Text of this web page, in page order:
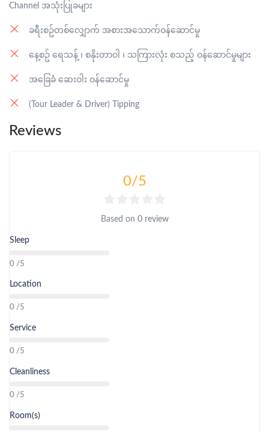
နက်မှောင် နေသောတောင်ကြီးကို နောက်ခံထားပြီး
ပေါ်တွင် ဝါးတံတား ငယ်လေးတစ်ခုထိုးထားပြီး ထိုတံတား
လှပစွာ ဆွဲဆောင်ထားတဲ့ ထွန့်ပတိုင်ရေကန်၏ ပတ်ဝန်းကျင်
၁၀။ သစ္စာတံတား
သစ္စာတွေ ခိုင်မြဲပါတယ်ဆိုသော ထွန့်ပတိုင်ရေကန်ထက်က
တဲ့ ခံစားမှုမျိုးကိုရရှိစေမှာဖြစ်သလို ငါးလေးတွေကိုလည်း
တစ်ဂူဖြစ်ပြီး ဂူထဲတွင် ကျောက်ထွင်းအုတ်ခွက် ဘုရားများ
လွန်းညရေပြာအိုင်သည်ဘားအံမြို့မှအိန္ဒူအကျော်လွန်းည
တောင်ခြေသို့သွားရာလယ်ကွင်းပြင်များကို ဖြတ်သန်း
ရွှေယင်မျှော်ဘုရားကြီးသည် သီရိဓမ္မာသောကမင်း၏
ကောင်းမှုတော် တစ်ခုဖြစ်သည်ဟုယူဆကြပါသည်။ သီရိဓမ္မာ
သောကမင်းသည် သာသနာသက္ကရာဇ် ၂၃၅ ခုနှစ်တွင် အရှင်
ယောနကမထေရ်နှင့် မထေရ်ကြီးများနှင့် သာသနာထွန်းကား
စေရန် တိုင်းခန်းလှည့်ခဲ့ရာ စေတီတော်ကြီးတည်ထားရမည့်
ဓာတ်တော်မွေတော်များသည် မြတ်စွာဘုရားရှင်တော်မြတ် နှစ်
မင်းကြီးသည် မြတ်စွာဘုရားညွှန်သောနေရာတွင် တည်ထားခဲ့
သော ရွှေယင်မျှော်ဘုရားအား လည်ပတ်ဖူးမျှော်ကြပါမည်။
Channel အသုံးပြုခများ
ခရီးစဥ်တစ်လျှောက် အစားအသောက်ဝန်ဆောင်မှု
နေ့စဥ် ရေသန့် ၊ စနိုးတာဝါ ၊ သကြားလုံး စသည့် ဝန်ဆောင်မှုများ
အ‌ခြေခံ ဆေးဝါး ဝန်ဆောင်မှု
(Tour Leader & Driver) Tipping
Reviews
0/5
Based on 0 review
Sleep
0 /5
Location
0 /5
Service
0 /5
Cleanliness
0 /5
Room(s)